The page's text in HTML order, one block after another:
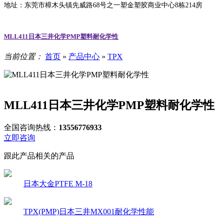
地址：东莞市樟木头镇先威路68号之一塑金塑胶商业中心8栋214房
MLL411日本三井化学PMP塑料耐化学性
当前位置： 首页 » 产品中心 » TPX
MLL411日本三井化学PMP塑料耐化学性
全国咨询热线： 13556776933
立即咨询
跟此产品相关的产品
日本大金PTFE M-18
TPX(PMP)日本三井MX001耐化学性能